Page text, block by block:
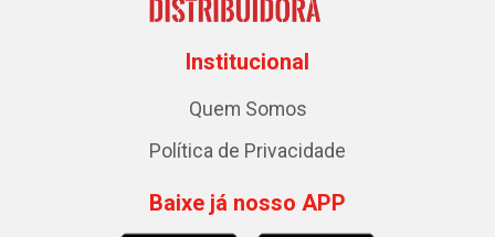
Institucional
Quem Somos
Política de Privacidade
Baixe já nosso APP